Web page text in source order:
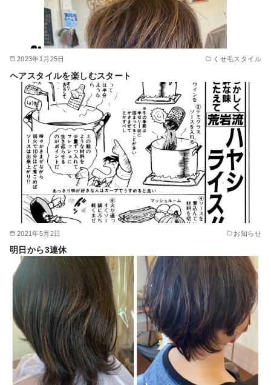
2023年1月25日 くせ毛スタイル
ヘアスタイルを楽しむスタート
2021年5月2日 お知らせ
明日から3連休